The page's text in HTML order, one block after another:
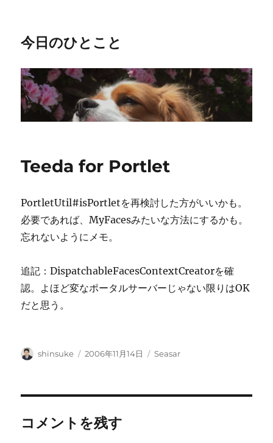
今日のひとこと
Teeda for Portlet
PortletUtil#isPortletを再検討した方がいいかも。
必要であれば、MyFacesみたいな方法にするかも。
忘れないようにメモ。
追記：DispatchableFacesContextCreatorを確
認。よほど変なポータルサーバーじゃない限りはOK
だと思う。
投
shinsuke
投
2006年11月14日
カ
Seasar
コメントを残す